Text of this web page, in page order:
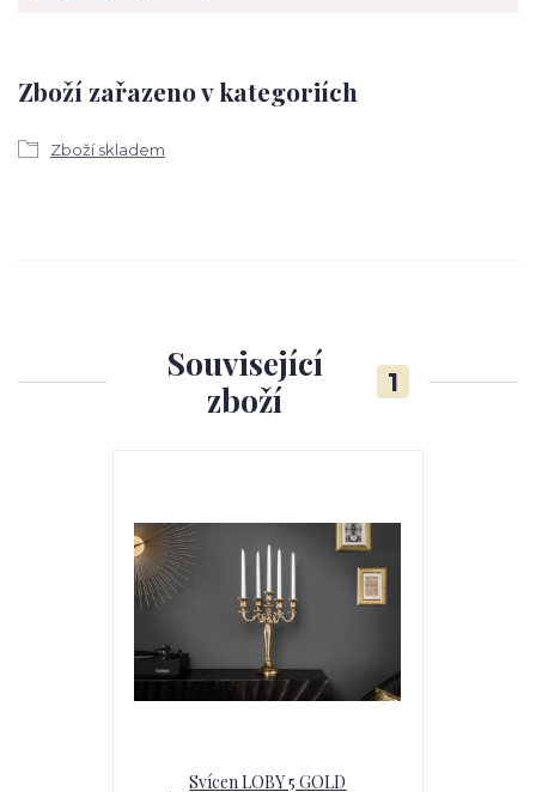
Zboží zařazeno v kategoriích
Zboží skladem
Související
zboží
1
Svícen LOBY 5 GOLD